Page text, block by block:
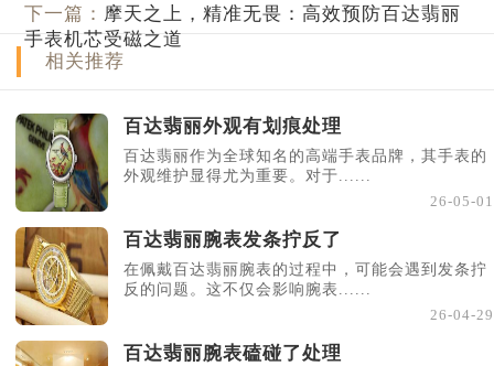
下一篇： 摩天之上，精准无畏：高效预防百达翡丽
手表机芯受磁之道
相关推荐
百达翡丽外观有划痕处理
百达翡丽作为全球知名的高端手表品牌，其手表的
外观维护显得尤为重要。对于......
26-05-01
百达翡丽腕表发条拧反了
在佩戴百达翡丽腕表的过程中，可能会遇到发条拧
反的问题。这不仅会影响腕表......
26-04-29
百达翡丽腕表磕碰了处理